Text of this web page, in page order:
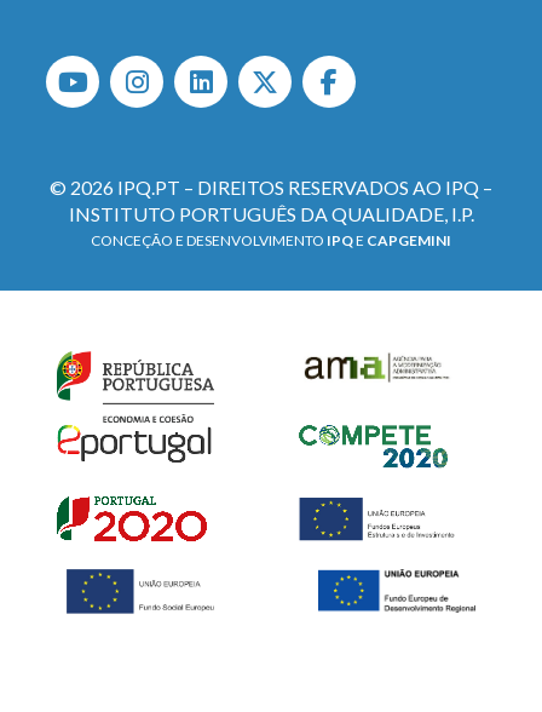
© 2026 IPQ.PT – DIREITOS RESERVADOS AO IPQ –
INSTITUTO PORTUGUÊS DA QUALIDADE, I.P.
CONCEÇÃO E DESENVOLVIMENTO IPQE CAPGEMINI